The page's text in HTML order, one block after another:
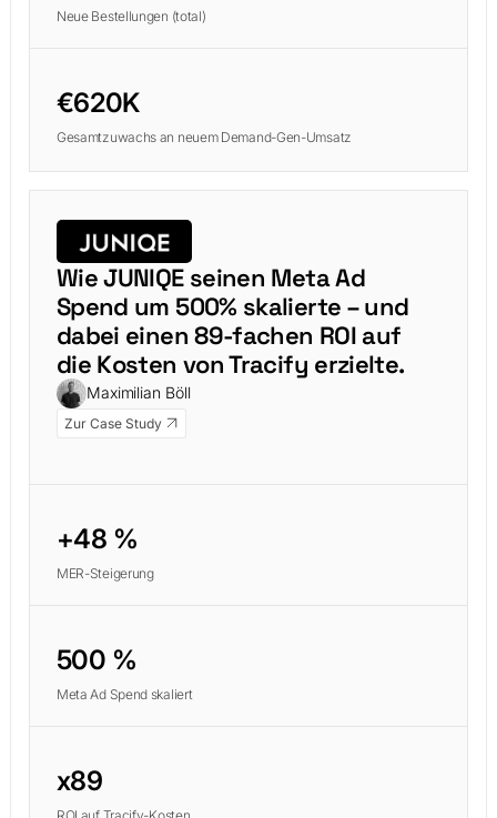
Neue Bestellungen (total)
€620K
Gesamtzuwachs an neuem Demand-Gen-Umsatz
Wie JUNIQE seinen Meta Ad
Spend um 500% skalierte – und
dabei einen 89-fachen ROI auf
die Kosten von Tracify erzielte.
Maximilian Böll
Zur Case Study
+48 %
MER-Steigerung
500 %
Meta Ad Spend skaliert
x89
ROI auf Tracify-Kosten